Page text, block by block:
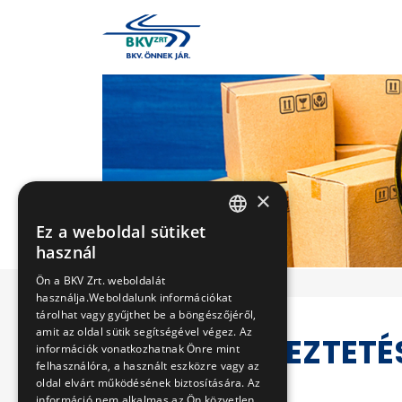
×
Ez a weboldal sütiket
használ
Ön a BKV Zrt. weboldalát
használja.Weboldalunk információkat
tárolhat vagy gyűjthet be a böngészőjéről,
amit az oldal sütik segítségével végez. Az
információk vonatkozhatnak Önre mint
felhasználóra, a használt eszközre vagy az
oldal elvárt működésének biztosítására. Az